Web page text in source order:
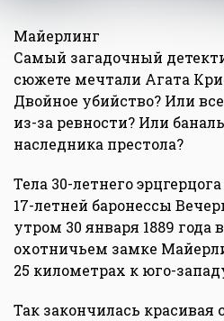
Майерлинг
Самый загадочный
сюжете мечтали Агата
Двойное убийство? Или
из-за ревности? Или
наследника престола?
Тела 30-летнего
17-летней баронессы
утром 30 января 1889 года
охотничьем замке
25 километрах к юго-
Так закончилась красивая